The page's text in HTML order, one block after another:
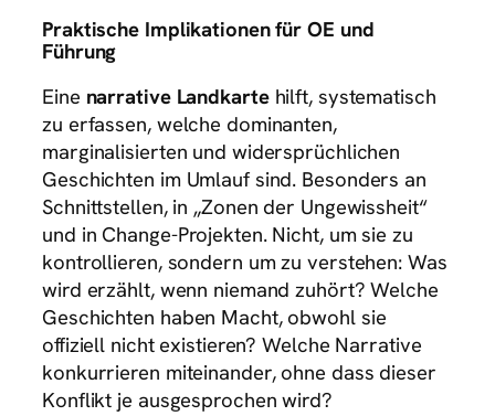
Praktische Implikationen für OE und
Führung
Eine narrative Landkartehilft, systematisch
zu erfassen, welche dominanten,
marginalisierten und widersprüchlichen
Geschichten im Umlauf sind. Besonders an
Schnittstellen, in „Zonen der Ungewissheit“
und in Change-Projekten. Nicht, um sie zu
kontrollieren, sondern um zu verstehen: Was
wird erzählt, wenn niemand zuhört? Welche
Geschichten haben Macht, obwohl sie
offiziell nicht existieren? Welche Narrative
konkurrieren miteinander, ohne dass dieser
Konflikt je ausgesprochen wird?